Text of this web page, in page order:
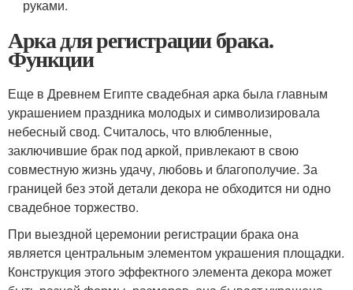
руками.
Арка для регистрации брака.
Функции
Еще в Древнем Египте свадебная арка была главным
украшением праздника молодых и символизировала
небесный свод. Считалось, что влюбленные,
заключившие брак под аркой, привлекают в свою
совместную жизнь удачу, любовь и благополучие. За
границей без этой детали декора не обходится ни одно
свадебное торжество.
При выездной церемонии регистрации брака она
является центральным элементом украшения площадки.
Конструкция этого эффектного элемента декора может